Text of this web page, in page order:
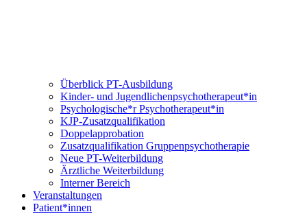
Überblick PT-Ausbildung
Kinder- und Jugendlichenpsychotherapeut*in
Psychologische*r Psychotherapeut*in
KJP-Zusatzqualifikation
Doppelapprobation
Zusatzqualifikation Gruppenpsychotherapie
Neue PT-Weiterbildung
Ärztliche Weiterbildung
Interner Bereich
Veranstaltungen
Patient*innen